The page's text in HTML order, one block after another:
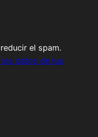
el spam.
datos de tus